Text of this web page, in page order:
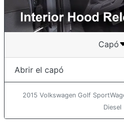
Capó
Abrir el capó
2015 Volkswagen Golf
Diesel